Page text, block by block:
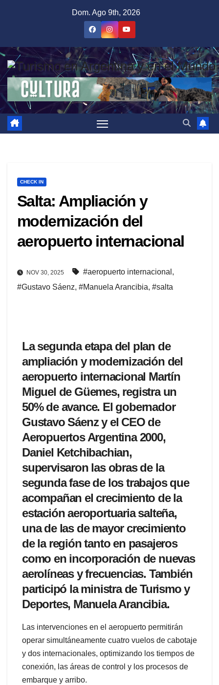
Dom. Ago 9th, 2026
CHECK IN
Salta: Ampliación y
modernización del
aeropuerto internacional
NOV 30, 2025 #aeropuerto internacional ,
#Gustavo Sáenz, #Manuela Arancibia, #salta
La segunda etapa del plan de
ampliación y modernización del
aeropuerto internacional Martín
Miguel de Güemes, registra un
50% de avance. El gobernador
Gustavo Sáenz y el CEO de
Aeropuertos Argentina 2000,
Daniel Ketchibachian,
supervisaron las obras de la
segunda fase de los trabajos que
acompañan el crecimiento de la
estación aeroportuaria salteña,
una de las de mayor crecimiento
de la región tanto en pasajeros
como en incorporación de nuevas
aerolíneas y frecuencias. También
participó la ministra de Turismo y
Deportes, Manuela Arancibia.
Las intervenciones en el aeropuerto permitirán
operar simultáneamente cuatro vuelos de cabotaje
y dos internacionales, optimizando los tiempos de
conexión, las áreas de control y los procesos de
embarque y arribo.